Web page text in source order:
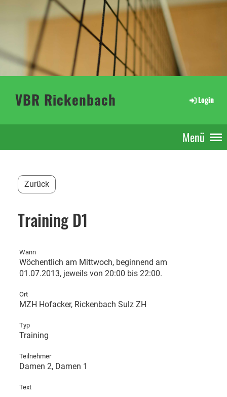
VBR Rickenbach Login
Menü
Zurück
Training D1
Wann
Wöchentlich am Mittwoch, beginnend am
01.07.2013, jeweils von 20:00 bis 22:00.
Ort
MZH Hofacker, Rickenbach Sulz ZH
Typ
Training
Teilnehmer
Damen 2, Damen 1
Text